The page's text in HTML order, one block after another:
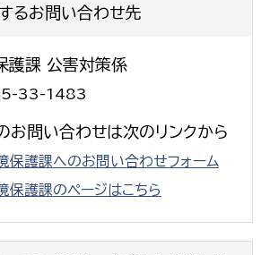
るお問い合わせ先
護課 公害対策係
33-1483
お問い合わせは次のリンクから
保護課へのお問い合わせフォーム
保護課のページはこちら